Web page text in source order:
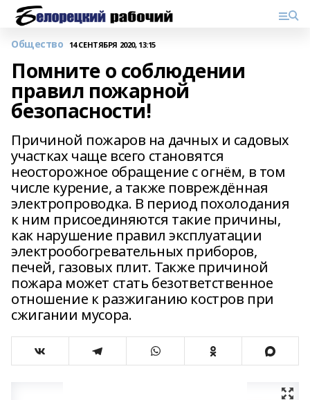
Общество 14 СЕНТЯБРЯ 2020, 13:15
Помните о соблюдении
правил пожарной
безопасности!
Причиной пожаров на дачных и садовых
участках чаще всего становятся
неосторожное обращение с огнём, в том
числе курение, а также повреждённая
электропроводка. В период похолодания
к ним присоединяются такие причины,
как нарушение правил эксплуатации
электрообогревательных приборов,
печей, газовых плит. Также причиной
пожара может стать безответственное
отношение к разжиганию костров при
сжигании мусора.